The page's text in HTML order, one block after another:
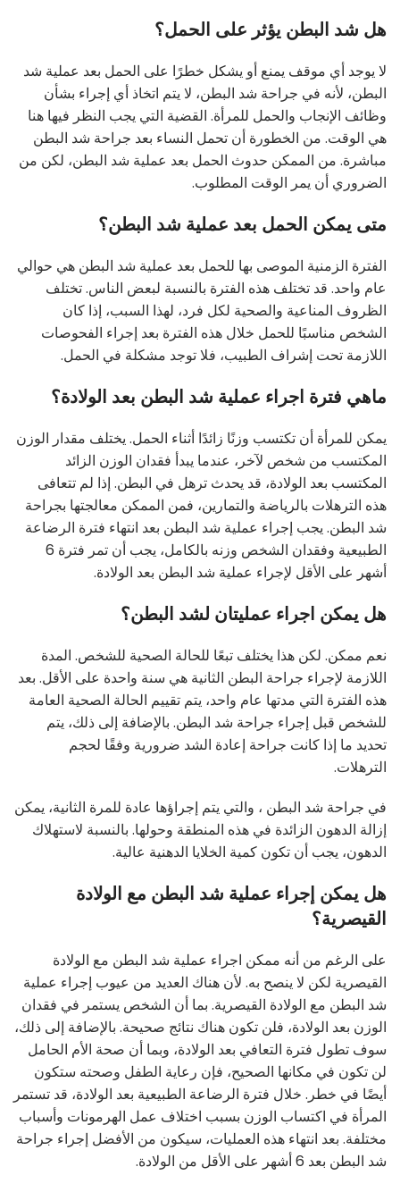
هل شد البطن يؤثر على الحمل؟
لا يوجد أي موقف يمنع أو يشكل خطرًا على الحمل بعد عملية شد
البطن، لأنه في جراحة شد البطن، لا يتم اتخاذ أي إجراء بشأن
وظائف الإنجاب والحمل للمرأة. القضية التي يجب النظر فيها هنا
هي الوقت. من الخطورة أن تحمل النساء بعد جراحة شد البطن
مباشرة. من الممكن حدوث الحمل بعد عملية شد البطن، لكن من
الضروري أن يمر الوقت المطلوب.
متى يمكن الحمل بعد عملية شد البطن؟
الفترة الزمنية الموصى بها للحمل بعد عملية شد البطن هي حوالي
عام واحد. قد تختلف هذه الفترة بالنسبة لبعض الناس. تختلف
الظروف المناعية والصحية لكل فرد، لهذا السبب، إذا كان
الشخص مناسبًا للحمل خلال هذه الفترة بعد إجراء الفحوصات
اللازمة تحت إشراف الطبيب، فلا توجد مشكلة في الحمل.
ماهي فترة اجراء عملية شد البطن بعد الولادة؟
يمكن للمرأة أن تكتسب وزنًا زائدًا أثناء الحمل. يختلف مقدار الوزن
المكتسب من شخص لآخر، عندما يبدأ فقدان الوزن الزائد
المكتسب بعد الولادة، قد يحدث ترهل في البطن. إذا لم تتعافى
هذه الترهلات بالرياضة والتمارين، فمن الممكن معالجتها بجراحة
شد البطن. يجب إجراء عملية شد البطن بعد انتهاء فترة الرضاعة
الطبيعية وفقدان الشخص وزنه بالكامل، يجب أن تمر فترة 6
أشهر على الأقل لإجراء عملية شد البطن بعد الولادة.
هل يمكن اجراء عمليتان لشد البطن؟
نعم ممكن. لكن هذا يختلف تبعًا للحالة الصحية للشخص. المدة
اللازمة لإجراء جراحة البطن الثانية هي سنة واحدة على الأقل. بعد
هذه الفترة التي مدتها عام واحد، يتم تقييم الحالة الصحية العامة
للشخص قبل إجراء جراحة شد البطن. بالإضافة إلى ذلك، يتم
تحديد ما إذا كانت جراحة إعادة الشد ضرورية وفقًا لحجم
الترهلات.
في جراحة شد البطن ، والتي يتم إجراؤها عادة للمرة الثانية، يمكن
إزالة الدهون الزائدة في هذه المنطقة وحولها. بالنسبة لاستهلاك
الدهون، يجب أن تكون كمية الخلايا الدهنية عالية.
هل يمكن إجراء عملية شد البطن مع الولادة
القيصرية؟
على الرغم من أنه ممكن اجراء عملية شد البطن مع الولادة
القيصرية لكن لا ينصح به. لأن هناك العديد من عيوب إجراء عملية
شد البطن مع الولادة القيصرية. بما أن الشخص يستمر في فقدان
الوزن بعد الولادة، فلن تكون هناك نتائج صحيحة. بالإضافة إلى ذلك،
سوف تطول فترة التعافي بعد الولادة، وبما أن صحة الأم الحامل
لن تكون في مكانها الصحيح، فإن رعاية الطفل وصحته ستكون
أيضًا في خطر. خلال فترة الرضاعة الطبيعية بعد الولادة، قد تستمر
المرأة في اكتساب الوزن بسبب اختلاف عمل الهرمونات وأسباب
مختلفة. بعد انتهاء هذه العمليات، سيكون من الأفضل إجراء جراحة
شد البطن بعد 6 أشهر على الأقل من الولادة.